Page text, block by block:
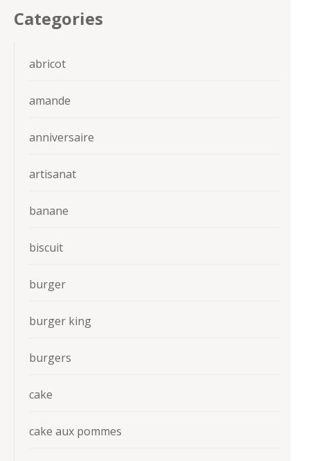
Categories
abricot
amande
anniversaire
artisanat
banane
biscuit
burger
burger king
burgers
cake
cake aux pommes